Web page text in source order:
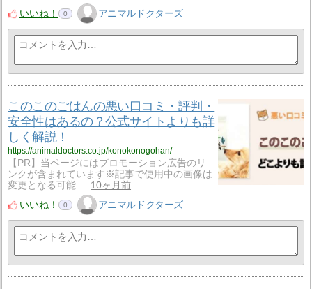
いいね！
0 アニマルドクターズ
このこのごはんの悪い口コミ・評判・
安全性はあるの？公式サイトよりも詳
しく解説！
https://animaldoctors.co.jp/konokonogohan/
【PR】当ページにはプロモーション広告のリ
ンクが含まれています※記事で使用中の画像は
変更となる可能…
10ヶ月前
いいね！
0 アニマルドクターズ